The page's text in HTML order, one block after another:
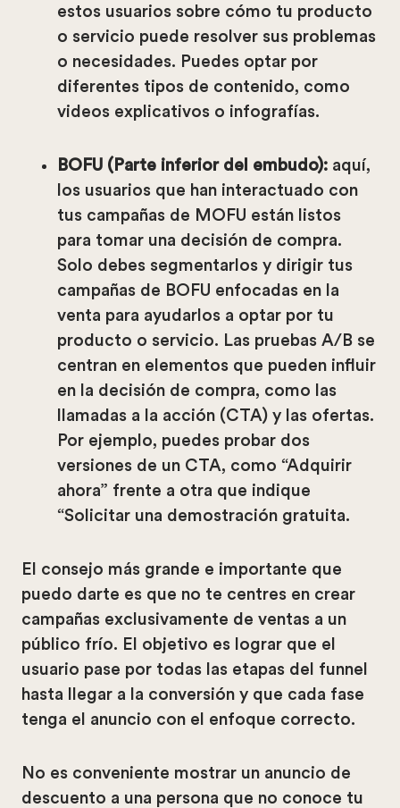
estos usuarios sobre cómo tu producto
o servicio puede resolver sus problemas
o necesidades. Puedes optar por
diferentes tipos de contenido, como
videos explicativos o infografías.
BOFU (Parte inferior del embudo): aquí,
los usuarios que han interactuado con
tus campañas de MOFU están listos
para tomar una decisión de compra.
Solo debes segmentarlos y dirigir tus
campañas de BOFU enfocadas en la
venta para ayudarlos a optar por tu
producto o servicio. Las pruebas A/B se
centran en elementos que pueden influir
en la decisión de compra, como las
llamadas a la acción (CTA) y las ofertas.
Por ejemplo, puedes probar dos
versiones de un CTA, como “Adquirir
ahora” frente a otra que indique
“Solicitar una demostración gratuita.
El consejo más grande e importante que
puedo darte es que no te centres en crear
campañas exclusivamente de ventas a un
público frío. El objetivo es lograr que el
usuario pase por todas las etapas del funnel
hasta llegar a la conversión y que cada fase
tenga el anuncio con el enfoque correcto.
No es conveniente mostrar un anuncio de
descuento a una persona que no conoce tu